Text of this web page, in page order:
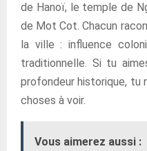
de Hanoï, le temple de
de Mot Cot. Chacun
la ville : influence
traditionnelle. Si tu
profondeur historique, tu
choses à voir.
Vous aimerez aussi :